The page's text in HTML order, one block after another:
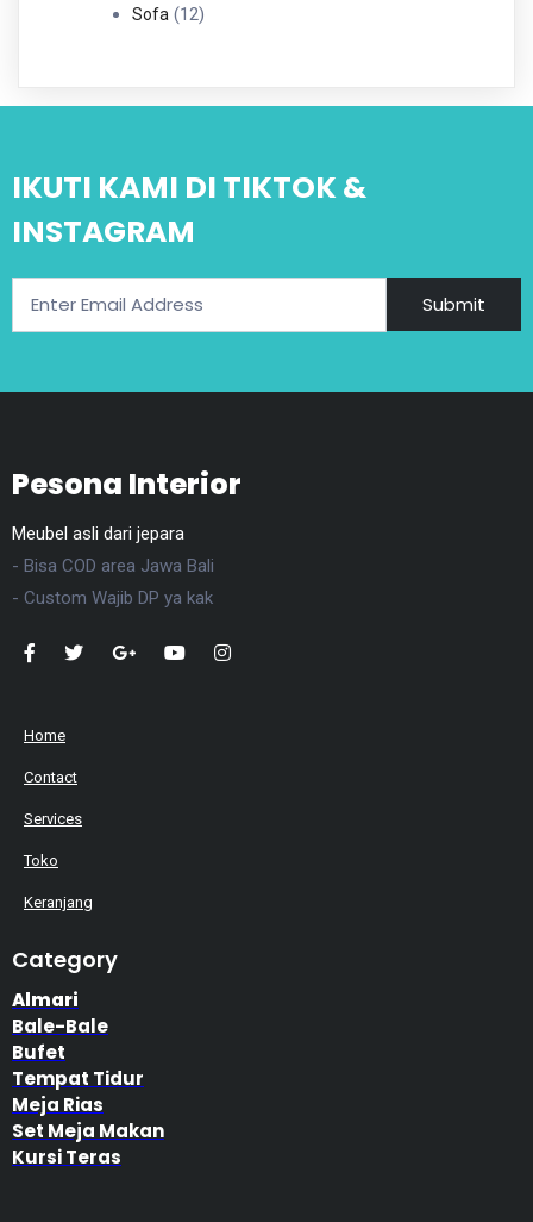
Produk
Sofa 1212
IKUTI KAMI DI TIKTOK &
INSTAGRAM
Submit
Pesona Interior
Meubel asli dari jepara
- Bisa COD area Jawa Bali
- Custom Wajib DP ya kak
Home
Contact
Services
Toko
Keranjang
Category
Almari
Bale-Bale
Bufet
Tempat Tidur
Meja Rias
Set Meja Makan
Kursi Teras